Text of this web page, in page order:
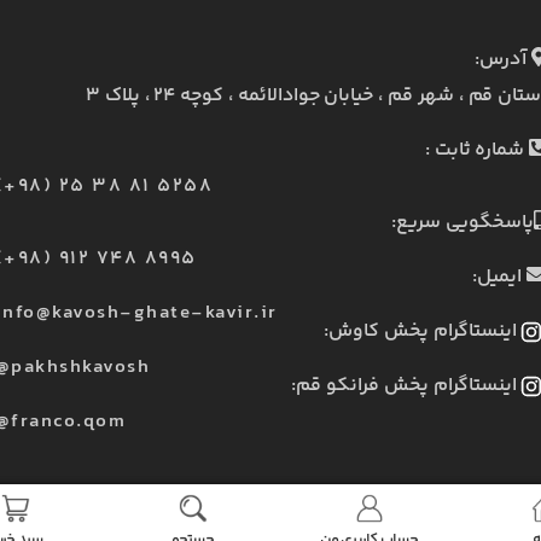
آدرس:
قم ، شهر قم ، خیابان جوادالائمه ، کوچه ۲۴ ، پلاک ۳
شماره ثابت :
25 38 81 5258
پاسخگویی سریع:
912 748 8995
ایمیل:
ghate-kavir.ir
اینستاگرام پخش کاوش:
اینستاگرام پخش فرانکو قم: